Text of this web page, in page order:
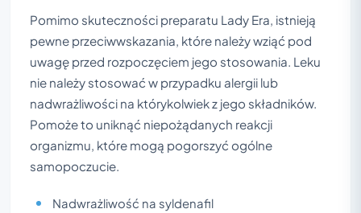
Pomimo skuteczności preparatu Lady Era, istnieją
pewne przeciwwskazania, które należy wziąć pod
uwagę przed rozpoczęciem jego stosowania. Leku
nie należy stosować w przypadku alergii lub
nadwrażliwości na którykolwiek z jego składników.
Pomoże to uniknąć niepożądanych reakcji
organizmu, które mogą pogorszyć ogólne
samopoczucie.
Nadwrażliwość na syldenafil